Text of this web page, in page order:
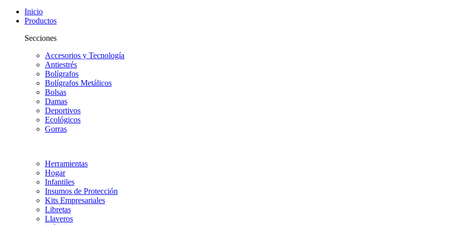
Inicio
Productos
Secciones
Accesorios y Tecnología
Antiestrés
Bolígrafos
Bolígrafos Metálicos
Bolsas
Damas
Deportivos
Ecológicos
Gorras
Herramientas
Hogar
Infantiles
Insumos de Protección
Kits Empresariales
Libretas
Llaveros